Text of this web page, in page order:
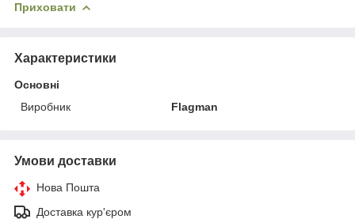
Приховати
Характеристики
Основні
Виробник
Flagman
Умови доставки
Нова Пошта
Доставка кур'єром